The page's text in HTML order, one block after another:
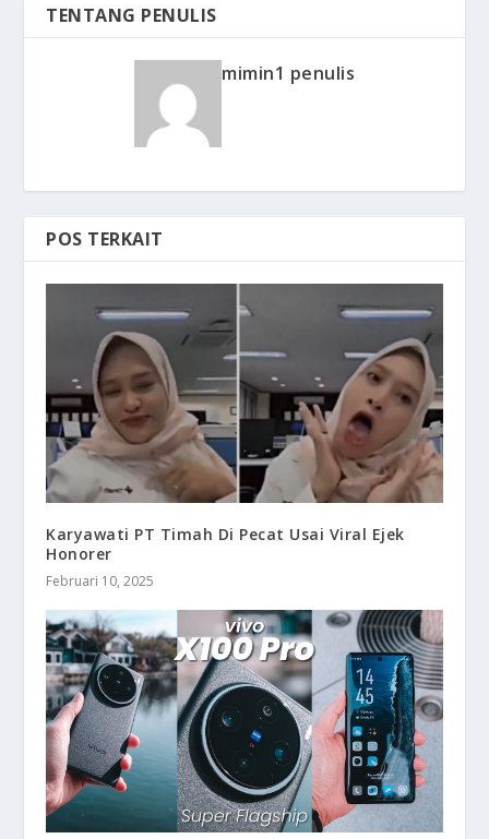
TENTANG PENULIS
mimin1 penulis
POS TERKAIT
Karyawati PT Timah Di Pecat Usai Viral Ejek
Honorer
Februari 10, 2025